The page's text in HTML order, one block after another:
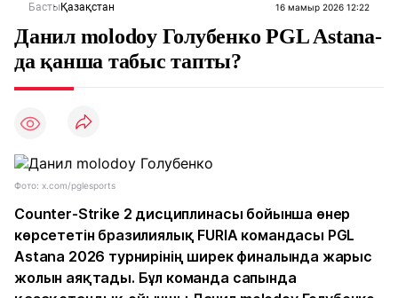
БастыҚазақстан 16 мамыр 2026 12:22
Данил molodoy Голубенко PGL Astana-
да қанша табыс тапты?
Фото: x.com/pglesports
Counter-Strike 2 дисциплинасы бойынша өнер
көрсететін бразилиялық FURIA командасы PGL
Astana 2026 турнирінің ширек финалында жарыс
жолын аяқтады. Бұл команда сапында